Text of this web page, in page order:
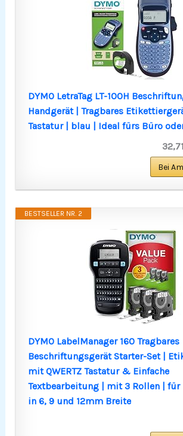
DYMO LetraTag LT-100H
Handgerät | Tragbares
Tastatur | blau | Ideal fürs Büro
Bei
BESTSELLER NR. 2
DYMO LabelManager 160 Tragbares
Beschriftungsgerät Starter-Set |
mit QWERTZ Tastatur & Einfache
Textbearbeitung | mit 3 Rollen | für
in 6, 9 und 12mm Breite